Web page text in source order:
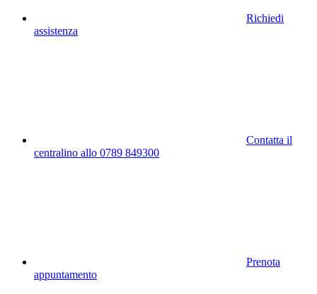
Richiedi
assistenza
Contatta il
centralino allo 0789 849300
Prenota
appuntamento